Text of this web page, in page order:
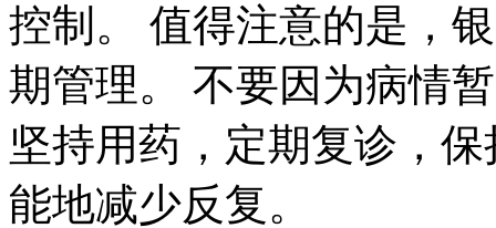
控制。 值得注意的是，
期管理。 不要因为病情
坚持用药，定期复诊，
能地减少反复。